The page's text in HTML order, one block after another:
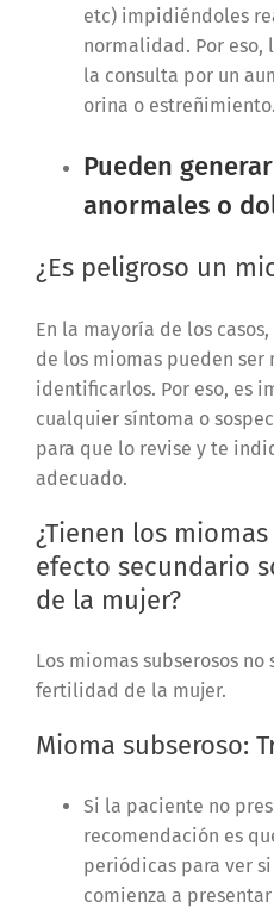
etc) impidiéndoles
normalidad. Por eso,
la consulta por un
orina o estreñimiento.
Pueden
anormales o
¿Es peligroso un
En la mayoría de los
de los miomas pueden ser
identificarlos. Por eso, es
cualquier síntoma o
para que lo revise y te
adecuado.
¿Tienen los
efecto secundario
de la mujer?
Los miomas subserosos
fertilidad de la mujer.
Mioma subseroso:
Si la paciente no
recomendación es
periódicas para ver
comienza a